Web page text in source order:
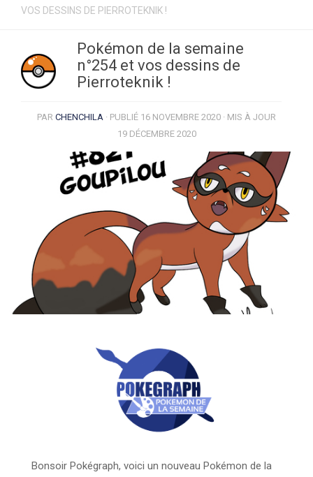
VOS DESSINS DE PIERROTEKNIK !
Pokémon de la semaine
n°254 et vos dessins de
Pierroteknik !
PAR CHENCHILA · PUBLIÉ 16 NOVEMBRE 2020 · MIS À JOUR
19 DÉCEMBRE 2020
Bonsoir Pokégraph, voici un nouveau Pokémon de la